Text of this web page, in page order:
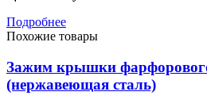
Подробнее
Похожие товары
Зажим крышки
(нержавеющая сталь)